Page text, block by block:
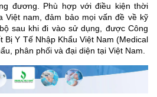
đương. Phù hợp với điều kiện thời
Việt nam, đảm bảo mọi vấn đề về kỹ
sau khi đi vào sử dụng, được Công
Bị Y Tế Nhập Khẩu Việt Nam (Medical
phân phối và đại diện tại Việt Nam.